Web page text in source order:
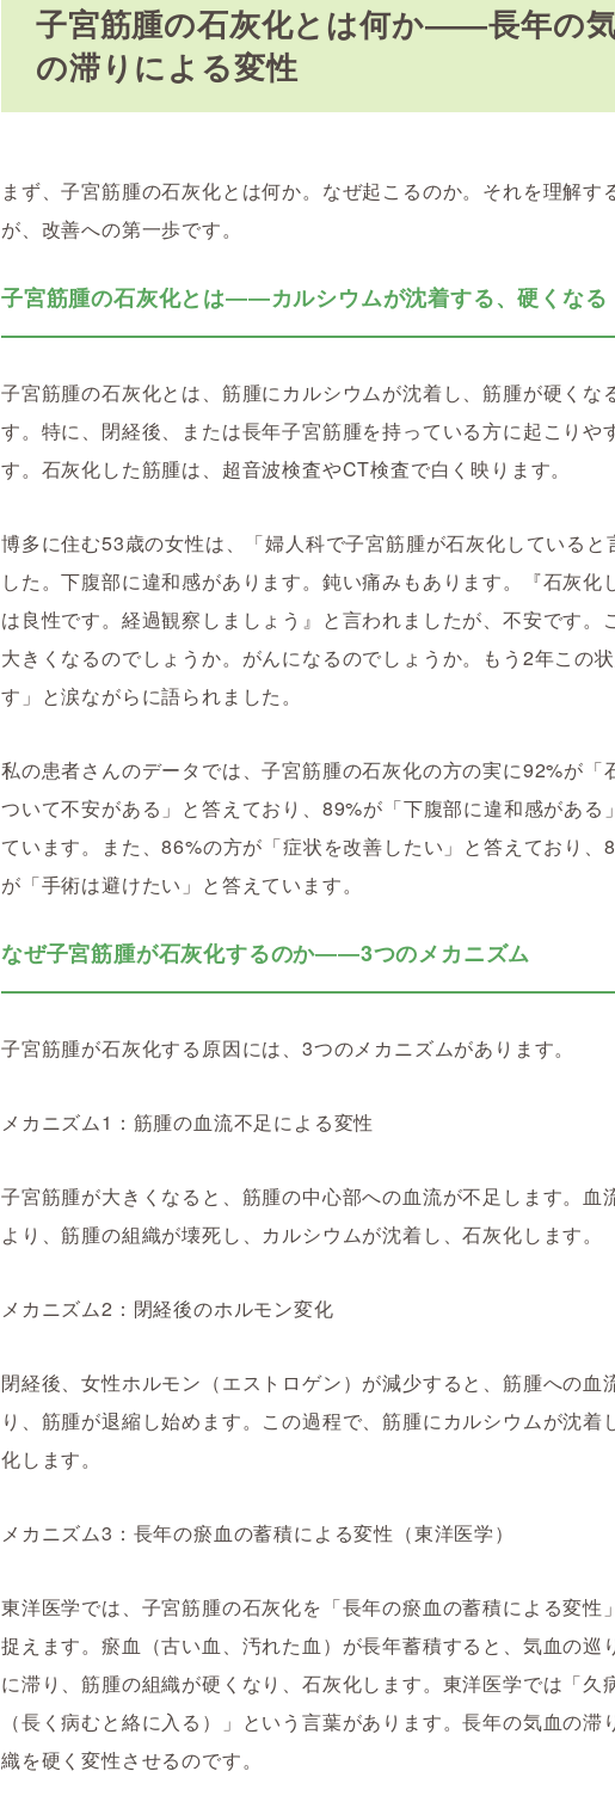
子宮筋腫の石灰化とは何か――長年の
の滞りによる変性
まず、子宮筋腫の石灰化とは何か。なぜ起こるのか。それを理解す
が、改善への第一歩です。
子宮筋腫の石灰化とは――カルシウムが沈着する、硬くなる
子宮筋腫の石灰化とは、筋腫にカルシウムが沈着し、筋腫が硬くな
す。特に、閉経後、または長年子宮筋腫を持っている方に起こりや
す。石灰化した筋腫は、超音波検査やCT検査で白く映ります。
博多に住む53歳の女性は、「婦人科で子宮筋腫が石灰化していると
した。下腹部に違和感があります。鈍い痛みもあります。『石灰化
は良性です。経過観察しましょう』と言われましたが、不安です。
大きくなるのでしょうか。がんになるのでしょうか。もう2年この
す」と涙ながらに語られました。
私の患者さんのデータでは、子宮筋腫の石灰化の方の実に92%が「
ついて不安がある」と答えており、89%が「下腹部に違和感がある
ています。また、86%の方が「症状を改善したい」と答えており、
が「手術は避けたい」と答えています。
なぜ子宮筋腫が石灰化するのか――3つのメカニズム
子宮筋腫が石灰化する原因には、3つのメカニズムがあります。
メカニズム1：筋腫の血流不足による変性
子宮筋腫が大きくなると、筋腫の中心部への血流が不足します。血
より、筋腫の組織が壊死し、カルシウムが沈着し、石灰化します。
メカニズム2：閉経後のホルモン変化
閉経後、女性ホルモン（エストロゲン）が減少すると、筋腫への血
り、筋腫が退縮し始めます。この過程で、筋腫にカルシウムが沈着
化します。
メカニズム3：長年の瘀血の蓄積による変性（東洋医学）
東洋医学では、子宮筋腫の石灰化を「長年の瘀血の蓄積による変性
捉えます。瘀血（古い血、汚れた血）が長年蓄積すると、気血の巡
に滞り、筋腫の組織が硬くなり、石灰化します。東洋医学では「久
（長く病むと絡に入る）」という言葉があります。長年の気血の滞
織を硬く変性させるのです。